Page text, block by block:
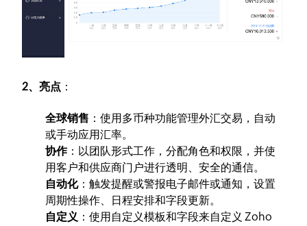
2、亮点 ：
全球销售 ：使用多币种功能管理外汇交易，自动
或手动应用汇率。
协作：以团队形式工作，分配角色和权限，并使
用客户和供应商门户进行透明、安全的通信。
自动化：触发提醒或警报电子邮件或通知，设置
周期性操作、日程安排和字段更新。
自定义 ：使用自定义模板和字段来自定义 Zoho